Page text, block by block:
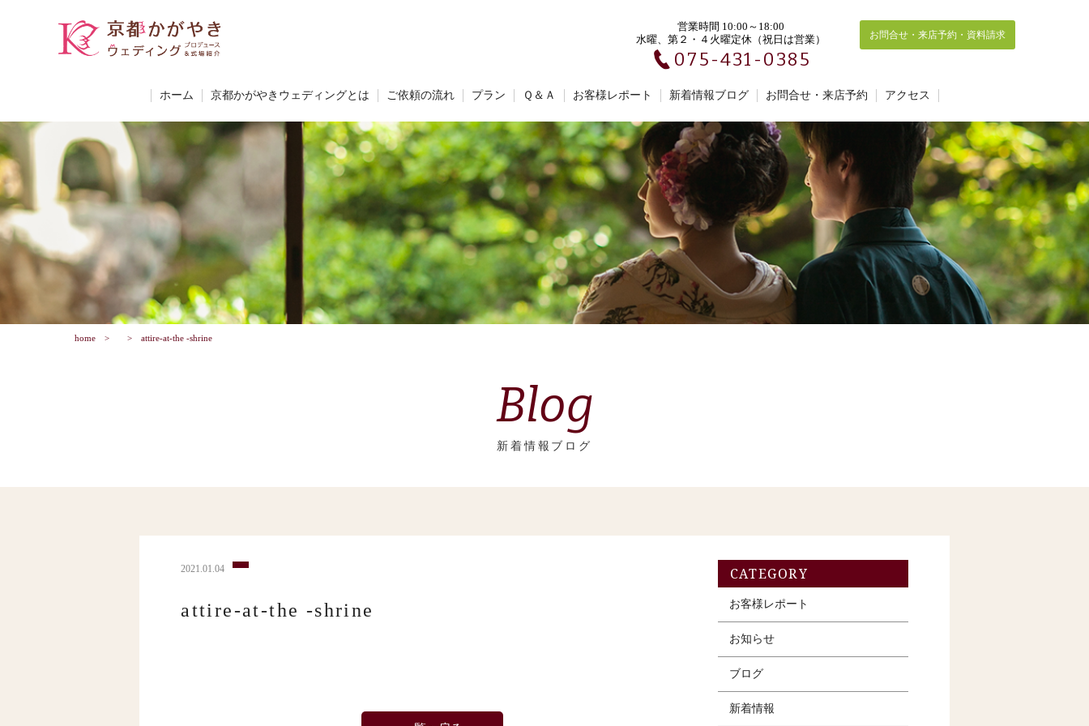
営業時間 10:00～18:00
水曜、第２・４火曜定休（祝日は営業）
075-431-0385
お問合せ・来店予約・資料請求
ホーム 京都かがやきウェディングとは ご依頼の流れ プラン Ｑ＆Ａ お客様レポート 新着情報ブログ お問合せ・来店予約 アクセス
home attire-at-the -shrine
Blog
新着情報ブログ
2021.01.04
attire-at-the -shrine
CATEGORY
お客様レポート
お知らせ
ブログ
新着情報